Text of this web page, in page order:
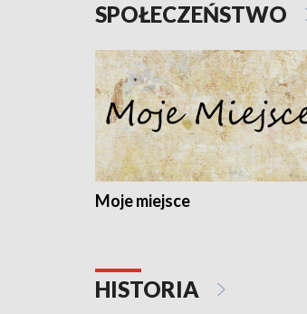
SPOŁECZEŃSTWO
Moje miejsce
HISTORIA